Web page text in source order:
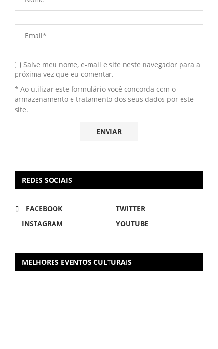
Salve meu nome, e-mail e site neste navegador para a
próxima vez que eu comentar.
* Ao utilizar este formulário você concorda com o
armazenamento e tratamento dos seus dados por este
site.
REDES SOCIAIS
FACEBOOK
TWITTER
INSTAGRAM
YOUTUBE
MELHORES EVENTOS CULTURAIS